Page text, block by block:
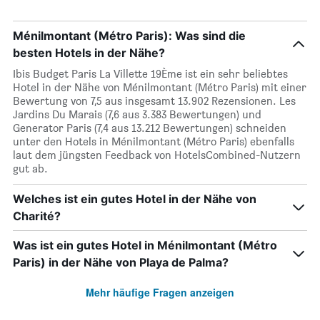
Ménilmontant (Métro Paris): Was sind die
besten Hotels in der Nähe?
Ibis Budget Paris La Villette 19Ème ist ein sehr beliebtes
Hotel in der Nähe von Ménilmontant (Métro Paris) mit einer
Bewertung von 7,5 aus insgesamt 13.902 Rezensionen. Les
Jardins Du Marais (7,6 aus 3.383 Bewertungen) und
Generator Paris (7,4 aus 13.212 Bewertungen) schneiden
unter den Hotels in Ménilmontant (Métro Paris) ebenfalls
laut dem jüngsten Feedback von HotelsCombined-Nutzern
gut ab.
Welches ist ein gutes Hotel in der Nähe von
Charité?
Was ist ein gutes Hotel in Ménilmontant (Métro
Paris) in der Nähe von Playa de Palma?
Mehr häufige Fragen anzeigen